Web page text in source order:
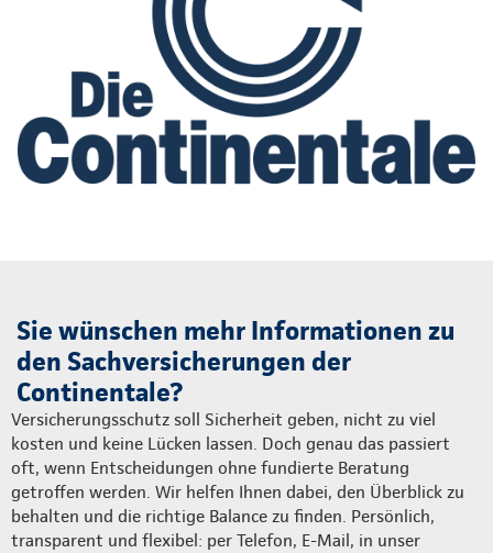
Sie wünschen mehr Informationen zu
den Sachversicherungen der
Continentale?
Versicherungsschutz soll Sicherheit geben, nicht zu viel
kosten und keine Lücken lassen. Doch genau das passiert
oft, wenn Entscheidungen ohne fundierte Beratung
getroffen werden. Wir helfen Ihnen dabei, den Überblick zu
behalten und die richtige Balance zu finden. Persönlich,
transparent und flexibel: per Telefon, E-Mail, in unser